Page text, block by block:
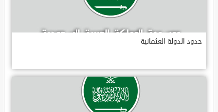
حدود الدولة العثمانية